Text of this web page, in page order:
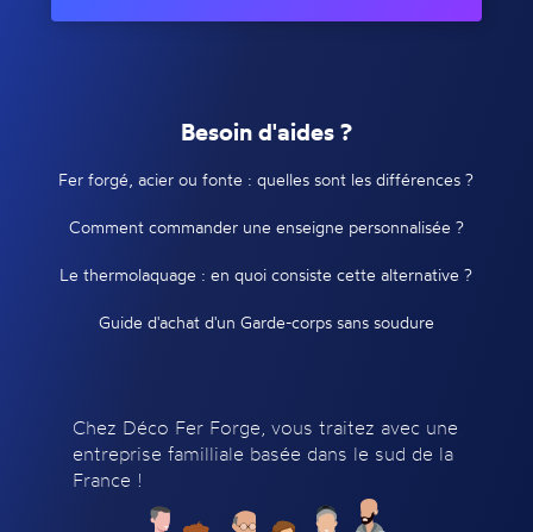
Besoin d'aides ?
Fer forgé, acier ou fonte : quelles sont les différences ?
Comment commander une enseigne personnalisée ?
Le thermolaquage : en quoi consiste cette alternative ?
Guide d'achat d'un Garde-corps sans soudure
Chez Déco Fer Forge, vous traitez avec une
entreprise familliale basée dans le sud de la
France !